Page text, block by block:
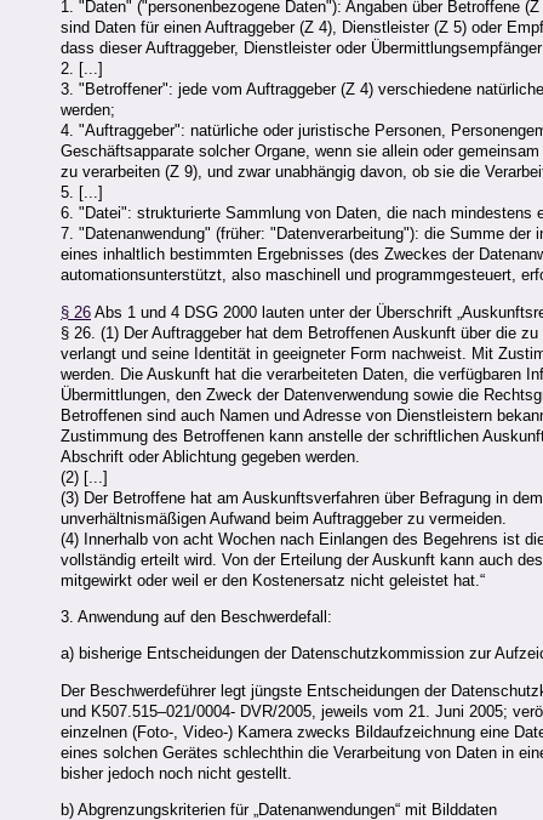
1. "Daten" ("personenbezogene Daten"): Angaben über Betroffene
sind Daten für einen Auftraggeber (Z 4), Dienstleister (Z 5) oder
dass dieser Auftraggeber, Dienstleister oder
2. [...]
3. "Betroffener": jede vom Auftraggeber (Z 4) verschiedene
werden;
4. "Auftraggeber": natürliche oder juristische Personen,
Geschäftsapparate solcher Organe, wenn sie allein oder
zu verarbeiten (Z 9), und zwar unabhängig davon, ob sie die
5. [...]
6. "Datei": strukturierte Sammlung von Daten, die nach mindestens
7. "Datenanwendung" (früher: "Datenverarbeitung"): die Summe
eines inhaltlich bestimmten Ergebnisses (des Zweckes der
automationsunterstützt, also maschinell und programmgesteuert,
§ 26 Abs 1 und 4 DSG 2000 lauten unter der Überschrift
§ 26. (1) Der Auftraggeber hat dem Betroffenen Auskunft über die
verlangt und seine Identität in geeigneter Form nachweist. Mit
werden. Die Auskunft hat die verarbeiteten Daten, die verfügbaren
Übermittlungen, den Zweck der Datenverwendung sowie die
Betroffenen sind auch Namen und Adresse von Dienstleistern
Zustimmung des Betroffenen kann anstelle der schriftlichen
Abschrift oder Ablichtung gegeben werden.
(2) [...]
(3) Der Betroffene hat am Auskunftsverfahren über Befragung in
unverhältnismäßigen Aufwand beim Auftraggeber zu vermeiden.
(4) Innerhalb von acht Wochen nach Einlangen des Begehrens ist
vollständig erteilt wird. Von der Erteilung der Auskunft kann auch
mitgewirkt oder weil er den Kostenersatz nicht geleistet hat.“
3. Anwendung auf den Beschwerdefall:
a) bisherige Entscheidungen der Datenschutzkommission zur
Der Beschwerdeführer legt jüngste Entscheidungen der
und K507.515–021/0004- DVR/2005, jeweils vom 21. Juni 2005;
einzelnen (Foto-, Video-) Kamera zwecks Bildaufzeichnung eine
eines solchen Gerätes schlechthin die Verarbeitung von Daten in
bisher jedoch noch nicht gestellt.
b) Abgrenzungskriterien für „Datenanwendungen“ mit Bilddaten